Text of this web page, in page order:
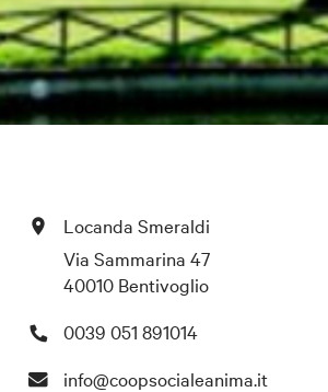
Locanda Smeraldi
Via Sammarina 47
40010 Bentivoglio
0039 051 891014
info@coopsocialeanima.it